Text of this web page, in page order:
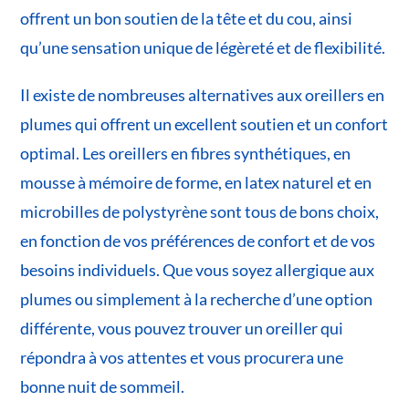
offrent un bon soutien de la tête et du cou, ainsi
qu’une sensation unique de légèreté et de flexibilité.
Il existe de nombreuses alternatives aux oreillers en
plumes qui offrent un excellent soutien et un confort
optimal. Les oreillers en fibres synthétiques, en
mousse à mémoire de forme, en latex naturel et en
microbilles de polystyrène sont tous de bons choix,
en fonction de vos préférences de confort et de vos
besoins individuels. Que vous soyez allergique aux
plumes ou simplement à la recherche d’une option
différente, vous pouvez trouver un oreiller qui
répondra à vos attentes et vous procurera une
bonne nuit de sommeil.